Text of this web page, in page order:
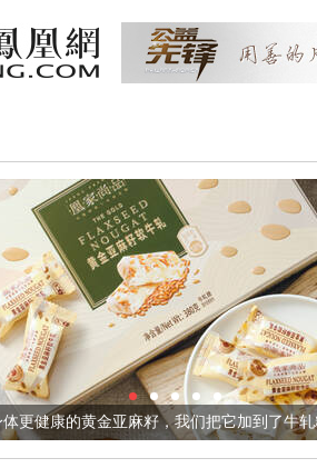
更健康的黄金亚麻籽，我们把它加到了牛轧